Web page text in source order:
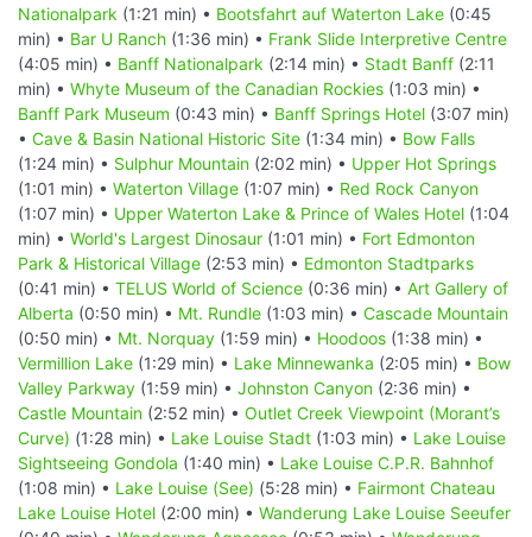
Nationalpark (1:21 min) • Bootsfahrt auf Waterton Lake (0:45
min) • Bar U Ranch (1:36 min) • Frank Slide Interpretive Centre
(4:05 min) • Banff Nationalpark (2:14 min) • Stadt Banff (2:11
min) • Whyte Museum of the Canadian Rockies (1:03 min) •
Banff Park Museum (0:43 min) • Banff Springs Hotel (3:07 min)
• Cave & Basin National Historic Site (1:34 min) • Bow Falls
(1:24 min) • Sulphur Mountain (2:02 min) • Upper Hot Springs
(1:01 min) • Waterton Village (1:07 min) • Red Rock Canyon
(1:07 min) • Upper Waterton Lake & Prince of Wales Hotel (1:04
min) • World's Largest Dinosaur (1:01 min) • Fort Edmonton
Park & Historical Village (2:53 min) • Edmonton Stadtparks
(0:41 min) • TELUS World of Science (0:36 min) • Art Gallery of
Alberta (0:50 min) • Mt. Rundle (1:03 min) • Cascade Mountain
(0:50 min) • Mt. Norquay (1:59 min) • Hoodoos (1:38 min) •
Vermillion Lake (1:29 min) • Lake Minnewanka (2:05 min) • Bow
Valley Parkway (1:59 min) • Johnston Canyon (2:36 min) •
Castle Mountain (2:52 min) • Outlet Creek Viewpoint (Morant’s
Curve) (1:28 min) • Lake Louise Stadt (1:03 min) • Lake Louise
Sightseeing Gondola (1:40 min) • Lake Louise C.P.R. Bahnhof
(1:08 min) • Lake Louise (See) (5:28 min) • Fairmont Chateau
Lake Louise Hotel (2:00 min) • Wanderung Lake Louise Seeufer